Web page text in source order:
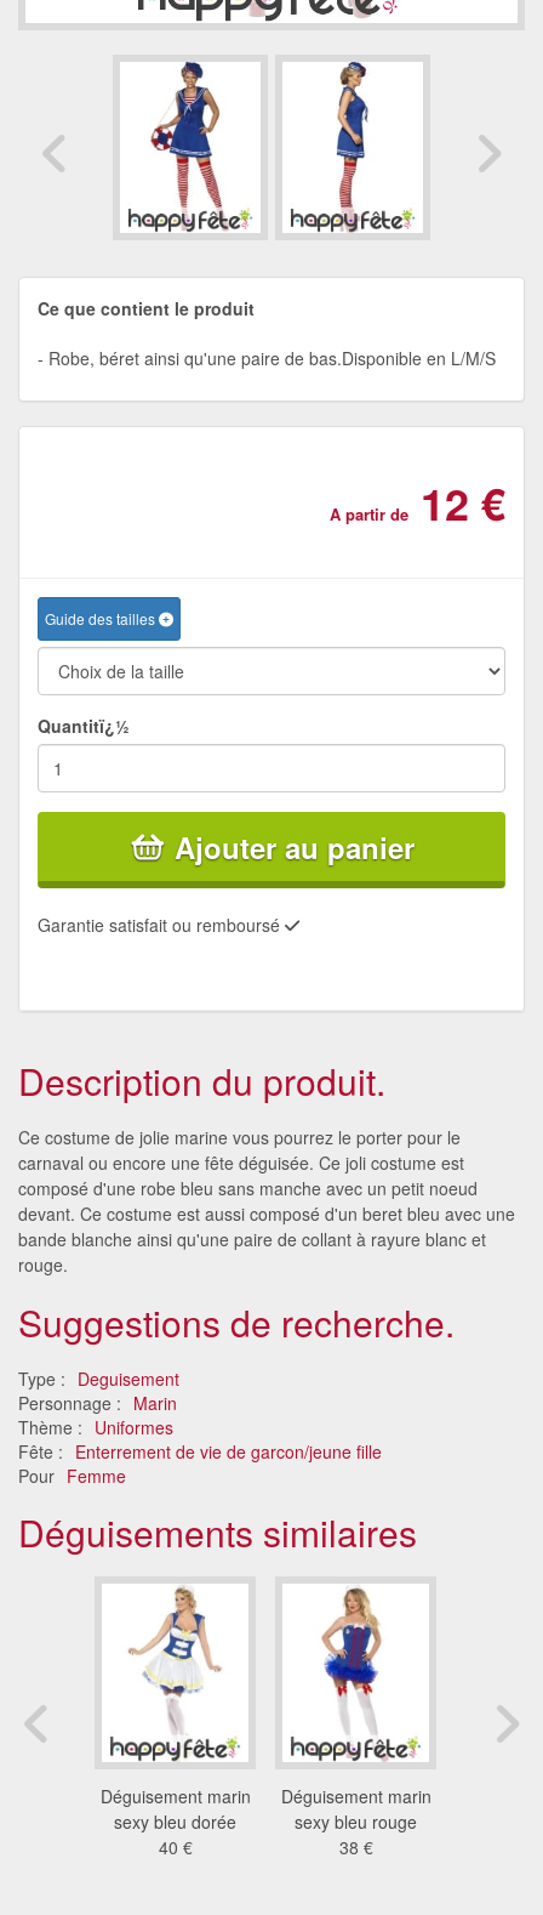
Ce que contient le produit
Robe, béret ainsi qu'une paire de bas.Disponible en L/M/S
A partir de 12 €
Guide des tailles
Quantitï¿½
Ajouter au panier
Garantie satisfait ou remboursé
Description du produit.
Ce costume de jolie marine vous pourrez le porter pour le
carnaval ou encore une fête déguisée. Ce joli costume est
composé d'une robe bleu sans manche avec un petit noeud
devant. Ce costume est aussi composé d'un beret bleu avec une
bande blanche ainsi qu'une paire de collant à rayure blanc et
rouge.
Suggestions de recherche.
Type : Deguisement
Personnage : Marin
Thème : Uniformes
Fête : Enterrement de vie de garcon/jeune fille
Pour Femme
Déguisements similaires
Déguisement marin
sexy bleu dorée
40 €
Déguisement marin
sexy bleu rouge
38 €